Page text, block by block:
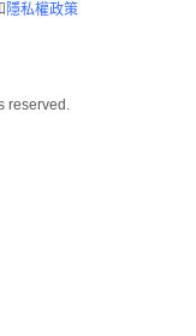
隱私權政策
reserved.